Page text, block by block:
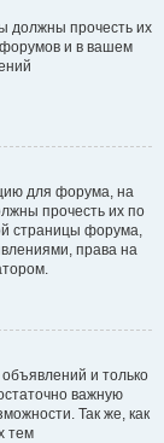
должны прочесть их
форумов и в вашем
для форума, на
прочесть их по
страницы форума,
права на
и только
важную
Так же, как
тем